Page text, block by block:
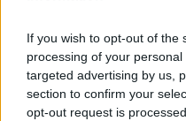
If you wish to opt-out of the
processing of your
targeted advertising by us,
section to confirm your
opt-out request is
Condividi l'articolo
F T Pi